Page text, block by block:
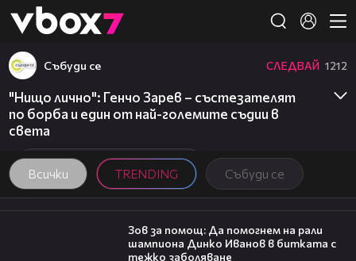
👾
Всички TRENDING Събуди се
Събуди се СЛЕДВАЙ 1212
"Нищо лично": Генчо Зарев – състезателят
по борба и един от най-големите съдии в
света
03:29
Зов за помощ: Да помогнем на рали
шампиона Динко Иванов в битката с
тежко заболяване